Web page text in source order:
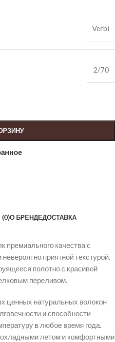
Verbi
2/70
О БРЕНДЕДОСТАВКА
премиального качества с
приятной текстурой.
полотно с красивой
переливом.
ценных натуральных волокон
и способности
в любое время года.
летом и комфортными